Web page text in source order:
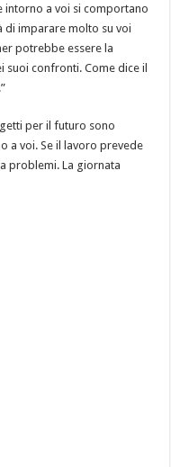
intorno a voi si comportano
di imparare molto su voi
potrebbe essere la
suoi confronti. Come dice il
per il futuro sono
a voi. Se il lavoro prevede
problemi. La giornata